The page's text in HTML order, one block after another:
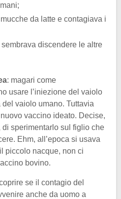
da latte e contagiava i
sembrava discendere le altre
: magari come
usare l’iniezione del vaiolo
vaiolo umano. Tuttavia
vaccino ideato. Decise,
di sperimentarlo sul figlio che
Ehm, all’epoca si usava
piccolo nacque, non ci
bovino.
se il contagio del
anche da uomo a